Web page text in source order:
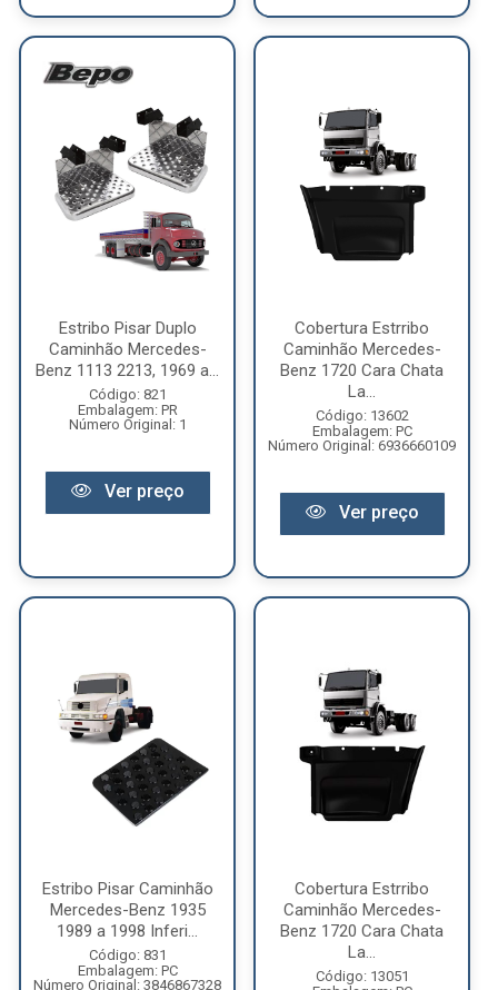
Estribo Pisar Duplo
Caminhão Mercedes-
Benz 1113 2213, 1969 a...
Código: 821
Embalagem: PR
Número Original: 1
Ver preço
Cobertura Estrribo
Caminhão Mercedes-
Benz 1720 Cara Chata
La...
Código: 13602
Embalagem: PC
Número Original: 6936660109
Ver preço
Estribo Pisar Caminhão
Mercedes-Benz 1935
1989 a 1998 Inferi...
Código: 831
Embalagem: PC
Número Original: 3846867328
Cobertura Estrribo
Caminhão Mercedes-
Benz 1720 Cara Chata
La...
Código: 13051